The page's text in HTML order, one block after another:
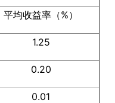
平均收益率（%）
1.25
0.20
0.01